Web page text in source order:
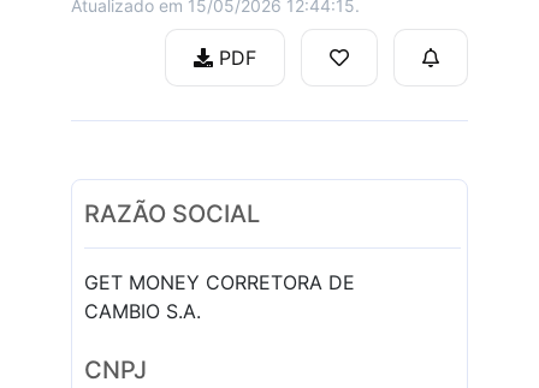
Atualizado em 15/05/2026 12:44:15.
PDF
RAZÃO SOCIAL
GET MONEY CORRETORA DE
CAMBIO S.A.
CNPJ